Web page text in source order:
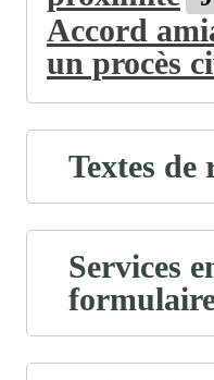
Accord
un procès
Textes de
Services